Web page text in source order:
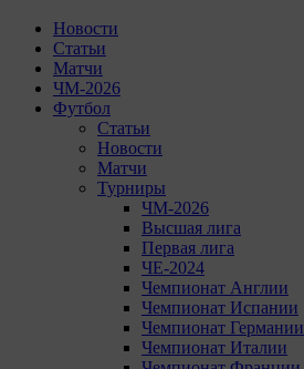
Новости
Статьи
Матчи
ЧМ-2026
Футбол
Статьи
Новости
Матчи
Турниры
ЧМ-2026
Высшая лига
Первая лига
ЧЕ-2024
Чемпионат Англии
Чемпионат Испании
Чемпионат Германии
Чемпионат Италии